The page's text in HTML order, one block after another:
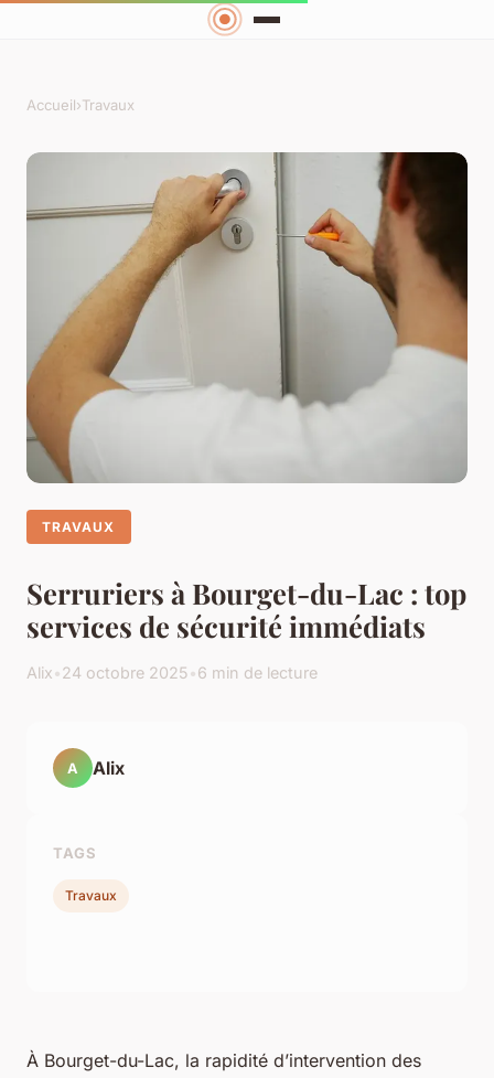
Accueil›Travaux
TRAVAUX
Serruriers à Bourget-du-Lac : top
services de sécurité immédiats
Alix•24 octobre 2025•6 min de lecture
À Bourget-du-Lac, la rapidité d’intervention des
A Alix
TAGS
Travaux